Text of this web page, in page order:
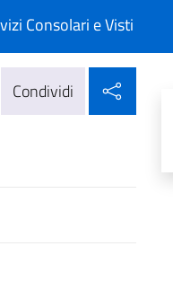
Consolari e Visti
Condividi